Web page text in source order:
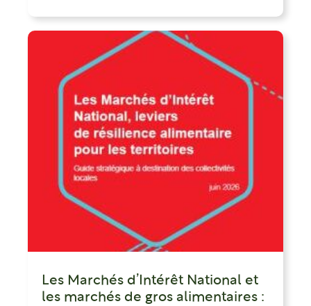
Les Marchés d’Intérêt National et
les marchés de gros alimentaires :